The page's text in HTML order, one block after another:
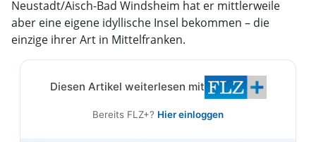
Neustadt/Aisch-Bad Windsheim hat er mittlerweile
aber eine eigene idyllische Insel bekommen – die
einzige ihrer Art in Mittelfranken.
Diesen Artikel weiterlesen mit
Bereits FLZ+? Hier einloggen